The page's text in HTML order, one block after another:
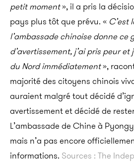
petit moment», il a pris la
pays plus tôt que prévu. « C’est
l’ambassade chinoise donne ce
d’avertissement, j’ai pris peur et
du Nord immédiatement»,
majorité des citoyens chinois
auraient malgré tout décidé
avertissement et décidé de
L’ambassade de Chine à
mais n’a pas encore
informations. Sources : The